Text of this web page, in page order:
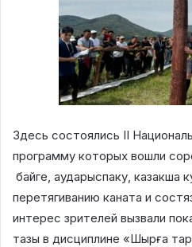
Здесь состоялись II
программу которых вошли
байге, аударыспаку, казакша
перетягиванию каната и
интерес зрителей вызвали
тазы в дисциплине «Шырға